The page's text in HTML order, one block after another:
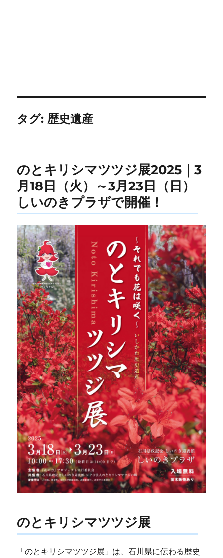
タグ: 歴史遺産
のとキリシマツツジ展2025｜3
月18日（火）～3月23日（日）
しいのきプラザで開催！
のとキリシマツツジ展
「のとキリシマツツジ展」は、石川県に伝わる歴史